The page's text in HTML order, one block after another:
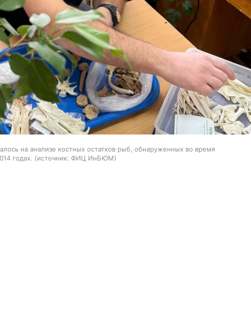
на анализе костных остатков рыб, обнаруженных во время
годах.
источник: ФИЦ ИнБЮМ